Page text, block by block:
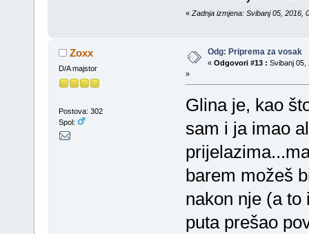
« Zadnja izmjena: Svibanj 05, 2016,
Zoxx
D/A majstor
Postova: 302
Spol:
Odg: Priprema za vosak
« Odgovori #13 : Svibanj 05,
»
Glina je, kao
sam i ja imao
barem možeš
nakon nje (a
puta prešao